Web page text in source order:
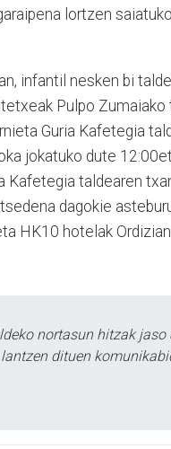
lortzen
infantil nesken bi
Pulpo Zumaiako
Guria Kafetegia
jokatuko dute
Kafetegia taldearen
dagokie
HK10 hotelak
nortasun hitzak
dituen